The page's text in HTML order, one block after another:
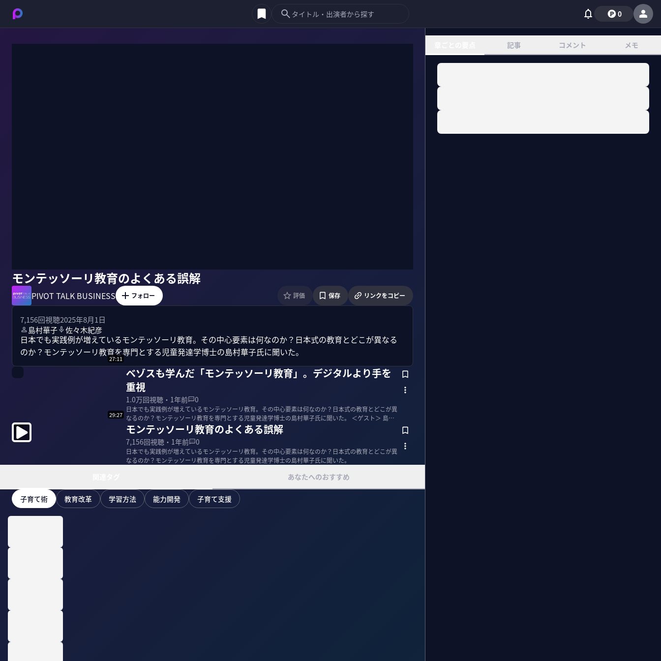
0
モンテッソーリ教育のよくある誤解
PIVOT TALK BUSINESS フォロー 評価 保存 リンクをコピー
7,156回視聴2025年8月1日
島村華子
佐々木紀彦
日本でも実践例が増えているモンテッソーリ教育。その中心要素は何なのか？日本式の教育とどこが異なる
のか？モンテッソーリ教育を専門とする児童発達学博士の島村華子氏に聞いた。
27:11
ベゾスも学んだ「モンテッソーリ教育」。デジタルより手を
重視
1.0万回視聴・ 1年前 0
日本でも実践例が増えているモンテッソーリ教育。その中心要素は何なのか？日本式の教育とどこが異
なるのか？モンテッソーリ教育を専門とする児童発達学博士の島村華子氏に聞いた。 ＜ゲスト＞ 島村
華子｜モンテ...
29:27
モンテッソーリ教育のよくある誤解
7,156回視聴・ 1年前 0
日本でも実践例が増えているモンテッソーリ教育。その中心要素は何なのか？日本式の教育とどこが異
なるのか？モンテッソーリ教育を専門とする児童発達学博士の島村華子氏に聞いた。
あなたへのおすすめ
子育て術 教育改革 学習方法 能力開発 子育て支援
記事 コメント メモ